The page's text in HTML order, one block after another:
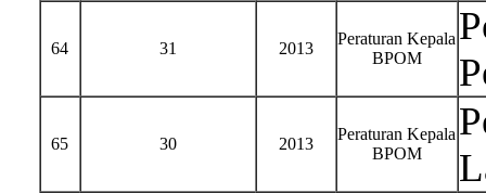
64 31 2013
Peraturan Kepala
BPOM
65 30 2013
Peraturan Kepala
BPOM